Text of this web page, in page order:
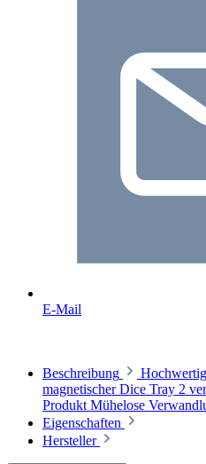
E-Mail
Beschreibung
magnetischer Dice Tray 2
Produkt Mühelose
Eigenschaften
Hersteller